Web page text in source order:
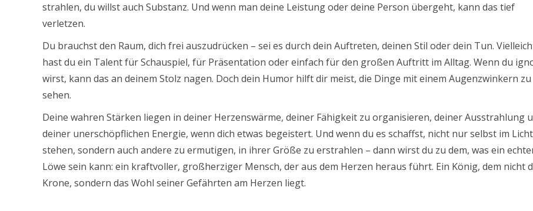
strahlen, du willst auch Substanz. Und wenn man deine Leistung oder deine Person übergeht, kann das tief
verletzen.
Du brauchst den Raum, dich frei auszudrücken – sei es durch dein Auftreten, deinen Stil oder dein Tun.
hast du ein Talent für Schauspiel, für Präsentation oder einfach für den großen Auftritt im Alltag. Wenn du
wirst, kann das an deinem Stolz nagen. Doch dein Humor hilft dir meist, die Dinge mit einem Augenzwinkern zu
sehen.
Deine wahren Stärken liegen in deiner Herzenswärme, deiner Fähigkeit zu organisieren, deiner Ausstrahlung
deiner unerschöpflichen Energie, wenn dich etwas begeistert. Und wenn du es schaffst, nicht nur selbst im
stehen, sondern auch andere zu ermutigen, in ihrer Größe zu erstrahlen – dann wirst du zu dem, was ein
Löwe sein kann: ein kraftvoller, großherziger Mensch, der aus dem Herzen heraus führt. Ein König, dem nicht
Krone, sondern das Wohl seiner Gefährten am Herzen liegt.